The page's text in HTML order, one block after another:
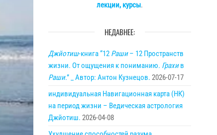
лекции, курсы.
НЕДАВНЕЕ:
Джйотиш-книга “12 Раши– 12 Пространств
жизни. От ощущения к пониманию. Грахив
Раши.” _ Автор: Антон Кузнецов. 2026-07-17
индивидуальная Навигационная карта (НК)
на период жизни – Ведическая астрология
Джйотиш. 2026-04-08